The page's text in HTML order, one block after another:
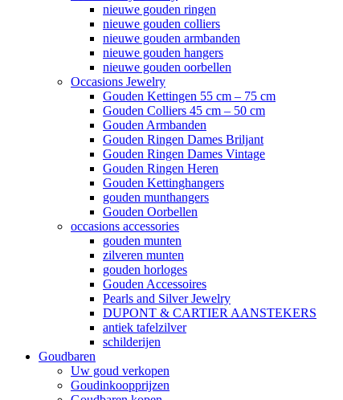
nieuwe gouden ringen
nieuwe gouden colliers
nieuwe gouden armbanden
nieuwe gouden hangers
nieuwe gouden oorbellen
Occasions Jewelry
Gouden Kettingen 55 cm – 75 cm
Gouden Colliers 45 cm – 50 cm
Gouden Armbanden
Gouden Ringen Dames Briljant
Gouden Ringen Dames Vintage
Gouden Ringen Heren
Gouden Kettinghangers
gouden munthangers
Gouden Oorbellen
occasions accessories
gouden munten
zilveren munten
gouden horloges
Gouden Accessoires
Pearls and Silver Jewelry
DUPONT & CARTIER AANSTEKERS
antiek tafelzilver
schilderijen
Goudbaren
Uw goud verkopen
Goudinkoopprijzen